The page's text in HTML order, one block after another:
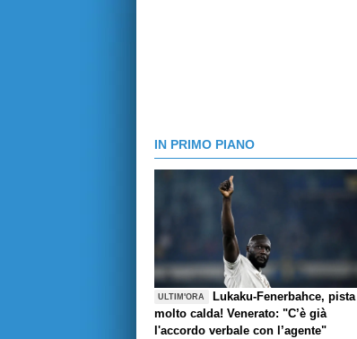
IN PRIMO PIANO
ULTIM'ORA
Lukaku-Fenerbahce, pista
molto calda! Venerato: "C’è già
l'accordo verbale con l’agente"